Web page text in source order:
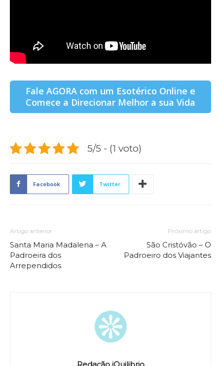
Fale AGORA com um Esotérico Online e
Comece a Direcionar Melhor a sua Vida
5/5 - (1 voto)
Facebook Twitter
Artigo anterior
Santa Maria Madalena – A
Padroeira dos
Arrependidos
Próximo artigo
São Cristóvão – O
Padroeiro dos Viajantes
Redação iQuilibrio